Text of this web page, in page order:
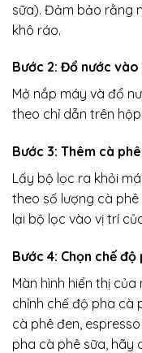
sữa). Đảm bảo rằng
khô ráo.
Bước 2: Đổ nước vào
Mở nắp máy và đổ
theo chỉ dẫn trên
Bước 3: Thêm cà
Lấy bộ lọc ra khỏi
theo số lượng cà
lại bộ lọc vào vị trí
Bước 4: Chọn chế
Màn hình hiển thị
chỉnh chế độ pha cà
cà phê đen,
pha cà phê sữa, hãy